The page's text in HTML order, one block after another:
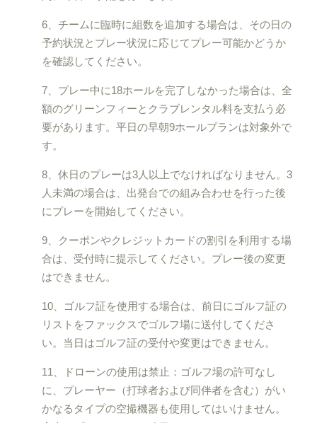
6、チームに臨時に組数を追加する場合は、その日の
予約状況とプレー状況に応じてプレー可能かどうか
を確認してください。
7、プレー中に18ホールを完了しなかった場合は、全
額のグリーンフィーとクラブレンタル料を支払う必
要があります。平日の早朝9ホールプランは対象外で
す。
8、休日のプレーは3人以上でなければなりません。3
人未満の場合は、出発台での組み合わせを行った後
にプレーを開始してください。
9、クーポンやクレジットカードの割引を利用する場
合は、受付時に提示してください。プレー後の変更
はできません。
10、ゴルフ証を使用する場合は、前日にゴルフ証の
リストをファックスでゴルフ場に送付してくださ
い。当日はゴルフ証の受付や変更はできません。
11、ドローンの使用は禁止：ゴルフ場の許可なし
に、プレーヤー（打球者および同伴者を含む）がい
かなるタイプの空撮機器も使用してはいけません。